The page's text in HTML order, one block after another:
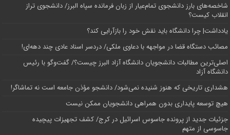
شاخصه‌های بارز دانشجوی تمام‌عیار از زبان فرمانده سپاه البرز/ دانشجوی تراز
انقلاب کیست؟
یادداشت| چرا دانشگاه باید نقش خود را بازآرایی کند؟
مصائب دستگاه قضا در مواجهه با دعاوی ملکی/ دردسر اسناد عادی چند‌ دهه‌ای!
اصلی‌ترین مطالبات دانشجویان دانشگاه آزاد البرز چیست؟/ گفت‌وگو با رئیس
دانشگاه آز‌اد
هشداری تاریخی که هنوز شنیده نمی‌شود/ دانشجو مؤذن جامعه است نه تماشاگر!
هیچ توسعه پایداری بدون همراهی دانشجویان ممکن نیست
جزئیات جدید از پرونده جاسوس اسرائیل در کرج/‌ کشف تجهیزات پیچیده
جاسوسی از متهم